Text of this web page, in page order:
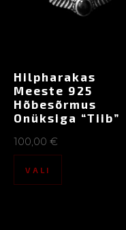
Hilpharakas
Meeste 925
Hõbesõrmus
Onüksiga “Tiib”
100,00 €
VALI